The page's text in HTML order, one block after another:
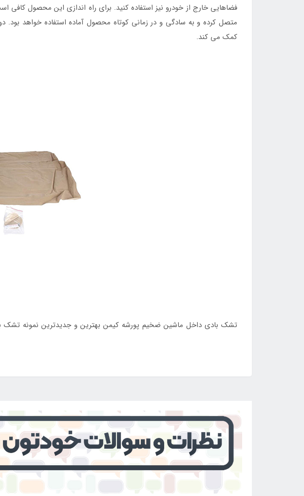
فضاهایی خارج از خودرو نیز استفاده کنید. برای راه اندازی این محصول
متصل کرده و به سادگی و در زمانی کوتاه محصول آماده استفاده خواهد
کمک می کند.
تشک بادی داخل ماشین ضخیم پورشه کیمن بهترین و جدیدترین نمونه تشک